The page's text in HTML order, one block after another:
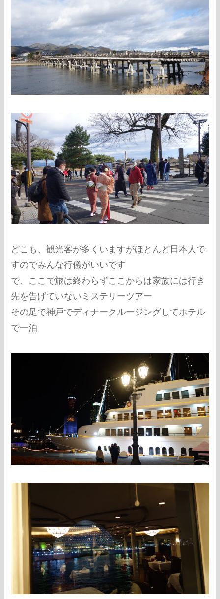
どこも、観光客が多くいますがほとんど日本人で
すのでみんな行儀がいいです
で、ここで旅は終わらずここからは家族には行き
先を告げていないミステリーツアー
その足で神戸でディナークルージングしてホテル
で一泊